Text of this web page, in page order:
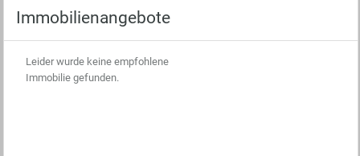
Immobilienangebote
Leider wurde keine empfohlene
Immobilie gefunden.